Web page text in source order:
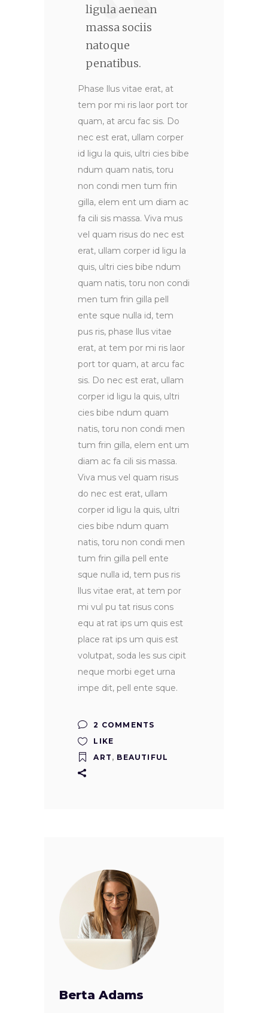
ligula aenean
massa sociis
natoque
penatibus.
Phase llus vitae erat, at
tem por mi ris laor port tor
quam, at arcu fac sis. Do
nec est erat, ullam corper
id ligu la quis, ultri cies bibe
ndum quam natis, toru
non condi men tum frin
gilla, elem ent um diam ac
fa cili sis massa. Viva mus
vel quam risus do nec est
erat, ullam corper id ligu la
quis, ultri cies bibe ndum
quam natis, toru non condi
men tum frin gilla pell
ente sque nulla id, tem
pus ris, phase llus vitae
erat, at tem por mi ris laor
port tor quam, at arcu fac
sis. Do nec est erat, ullam
corper id ligu la quis, ultri
cies bibe ndum quam
natis, toru non condi men
tum frin gilla, elem ent um
diam ac fa cili sis massa.
Viva mus vel quam risus
do nec est erat, ullam
corper id ligu la quis, ultri
cies bibe ndum quam
natis, toru non condi men
tum frin gilla pell ente
sque nulla id, tem pus ris
llus vitae erat, at tem por
mi vul pu tat risus cons
equ at rat ips um quis est
place rat ips um quis est
volutpat, soda les sus cipit
neque morbi eget urna
impe dit, pell ente sque.
2 COMMENTS
LIKE
ART , BEAUTIFUL
Berta Adams